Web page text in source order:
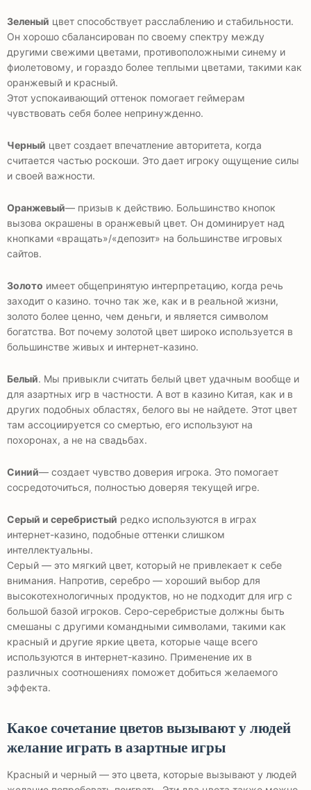
Зеленый цвет способствует расслаблению и стабильности.
Он хорошо сбалансирован по своему спектру между
другими свежими цветами, противоположными синему и
фиолетовому, и гораздо более теплыми цветами, такими как
оранжевый и красный.
Этот успокаивающий оттенок помогает геймерам
чувствовать себя более непринужденно.
Черный цвет создает впечатление авторитета, когда
считается частью роскоши. Это дает игроку ощущение силы
и своей важности.
Оранжевый— призыв к действию. Большинство кнопок
вызова окрашены в оранжевый цвет. Он доминирует над
кнопками «вращать»/«депозит» на большинстве игровых
сайтов.
Золото имеет общепринятую интерпретацию, когда речь
заходит о казино. точно так же, как и в реальной жизни,
золото более ценно, чем деньги, и является символом
богатства. Вот почему золотой цвет широко используется в
большинстве живых и интернет-казино.
Белый. Мы привыкли считать белый цвет удачным вообще и
для азартных игр в частности. А вот в казино Китая, как и в
других подобных областях, белого вы не найдете. Этот цвет
там ассоциируется со смертью, его используют на
похоронах, а не на свадьбах.
Синий— создает чувство доверия игрока. Это помогает
сосредоточиться, полностью доверяя текущей игре.
Серый и серебристый редко используются в играх
интернет-казино, подобные оттенки слишком
интеллектуальны.
Серый — это мягкий цвет, который не привлекает к себе
внимания. Напротив, серебро — хороший выбор для
высокотехнологичных продуктов, но не подходит для игр с
большой базой игроков. Серо-серебристые должны быть
смешаны с другими командными символами, такими как
красный и другие яркие цвета, которые чаще всего
используются в интернет-казино. Применение их в
различных соотношениях поможет добиться желаемого
эффекта.
Какое сочетание цветов вызывают у людей
желание играть в азартные игры
Красный и черный — это цвета, которые вызывают у людей